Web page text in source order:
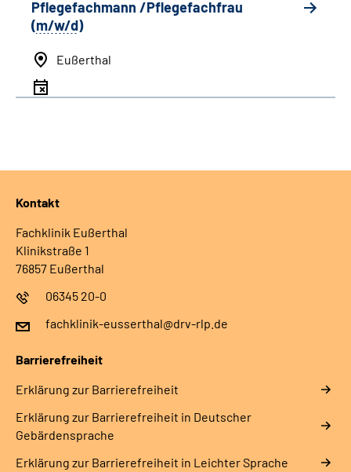
Pflegefachmann /Pflegefachfrau
(m/w/d)
Eußerthal
Kontakt
Fachklinik Eußerthal
Klinikstraße 1
76857 Eußerthal
06345 20-0
fachklinik-eusserthal@drv-rlp.de
Barrierefreiheit
Erklärung zur Barrierefreiheit
Erklärung zur Barrierefreiheit in Deutscher
Gebärdensprache
Erklärung zur Barrierefreiheit in Leichter Sprache